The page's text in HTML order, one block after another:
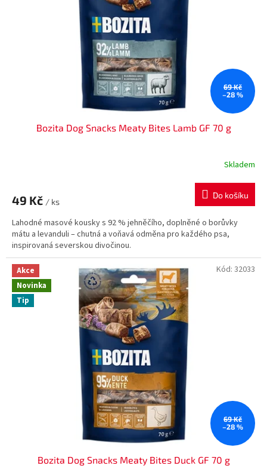
69 Kč
–28 %
Bozita Dog Snacks Meaty Bites Lamb GF 70 g
Skladem
49 Kč / ks
Do košíku
Lahodné masové kousky s 92 % jehněčího, doplněné o borůvky
mátu a levanduli – chutná a voňavá odměna pro každého psa,
inspirovaná severskou divočinou.
Akce
Novinka
Tip
69 Kč
–28 %
Bozita Dog Snacks Meaty Bites Duck GF 70 g
Kód: 32033